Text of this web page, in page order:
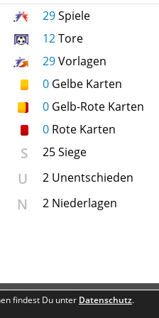
29Spiele
12Tore
29Vorlagen
0 Gelbe Karten
0 Gelb-Rote Karten
0 Rote Karten
S 25 Siege
U 2 Unentschieden
N 2 Niederlagen
Geburtstage
findest Du unter Datenschutz.